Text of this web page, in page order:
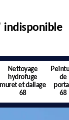
indisponible
Nettoyage
hydrofuge
muret et dallage
68
de
68